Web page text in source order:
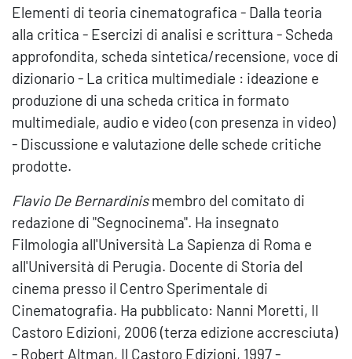
Elementi di teoria cinematografica - Dalla teoria
alla critica - Esercizi di analisi e scrittura - Scheda
approfondita, scheda sintetica/recensione, voce di
dizionario - La critica multimediale : ideazione e
produzione di una scheda critica in formato
multimediale, audio e video (con presenza in video)
- Discussione e valutazione delle schede critiche
prodotte.
Flavio De Bernardinis membro del comitato di
redazione di "Segnocinema". Ha insegnato
Filmologia all'Università La Sapienza di Roma e
all'Università di Perugia. Docente di Storia del
cinema presso il Centro Sperimentale di
Cinematografia. Ha pubblicato: Nanni Moretti, Il
Castoro Edizioni, 2006 (terza edizione accresciuta)
- Robert Altman, Il Castoro Edizioni, 1997 -